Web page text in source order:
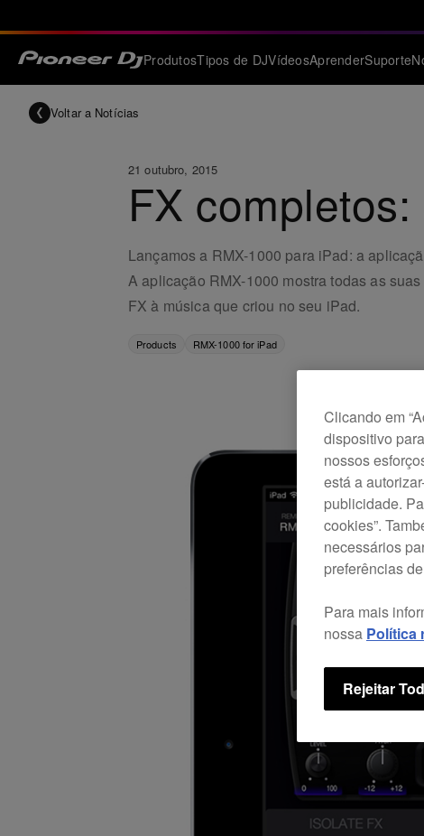
ProdutosTipos de DJVídeosAprenderSuporte
Voltar a Notícias
21 outubro, 2015
FX
Lançamos a RMX-1000 para iPad: a
A aplicação RMX-1000 mostra todas as
FX à música que criou no seu iPad.
Products RMX-1000 for iPad
Clicando em
dispositivo
nossos
está a
publicidade.
cookies”.
necessários
preferências
Para mais
nossa Política
Rejeitar